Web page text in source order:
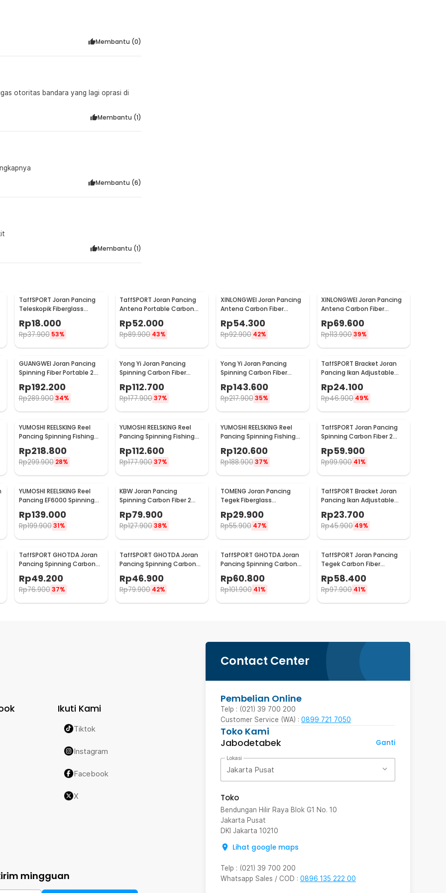
Membantu (0)
otoritas bandara yang lagi oprasi di
Membantu (1)
Membantu (6)
Membantu (1)
TaffSPORT Joran Pancing
Teleskopik Fiberglass
280cm 6 Section Portable
Rp18.000
Rp37.900 53%
TaffSPORT Joran Pancing
Antena Portable Carbon
Rp52.000
Rp89.900 43%
XINLONGWEI Joran Pancing
Antena Carbon Fiber
Telescopic Fishing Rod 5
Segments 2.4M - JD25
Rp54.300
Rp92.900 42%
XINLONGWEI Joran Pancing
Antena Carbon Fiber
Telescopic Fishing Rod 6
Segments 3.0M - JD25
Rp69.600
Rp113.90039%
GUANGWEI Joran Pancing
Spinning Fiber Portable 2
Rp192.200
Rp289.900 34%
Yong Yi Joran Pancing
Spinning Carbon Fiber
LF9-07
Rp112.700
Rp177.90037%
Yong Yi Joran Pancing
Spinning Carbon Fiber
Telescopic 7 Section 2.4M -
LF9-07
Rp143.600
Rp217.900 35%
TaffSPORT Bracket Joran
Pancing Ikan Adjustable
Rp24.100
Rp46.900 49%
YUMOSHI REELSKING Reel
Pancing Spinning Fishing
Reel 4.1:1 9000 - EF9000
Rp218.800
Rp299.900 28%
YUMOSHI REELSKING Reel
Pancing Spinning Fishing
Reel 5.5:1 3000 - EF3000
Rp112.600
Rp177.90037%
YUMOSHI REELSKING Reel
Pancing Spinning Fishing
Reel 5.2:1 5000 - EF5000
Rp120.600
Rp188.900 37%
TaffSPORT Joran Pancing
Spinning Carbon Fiber 2
Rp59.900
Rp99.900 41%
YUMOSHI REELSKING Reel
Pancing EF6000 Spinning
Fishing Reel 5.2:1 6000 -
EF6000
Rp139.000
Rp199.900 31%
KBW Joran Pancing
Spinning Carbon Fiber 2
Rp79.900
Rp127.90038%
TOMENG Joran Pancing
Tegek Fiberglass
JW380
Rp29.900
Rp55.900 47%
TaffSPORT Bracket Joran
Pancing Ikan Adjustable
Holder 1.4M - V-003
Rp23.700
Rp45.900 49%
TaffSPORT GHOTDA Joran
Pancing Spinning Carbon
CF3000
Rp49.200
Rp76.900 37%
TaffSPORT GHOTDA Joran
Pancing Spinning Carbon
Fiber 5-7 Section 2.7M -
CF3000
Rp46.900
Rp79.900 42%
TaffSPORT GHOTDA Joran
Pancing Spinning Carbon
Fiber 5-7 Section 3M -
CF3000
Rp60.800
Rp101.900 41%
TaffSPORT Joran Pancing
Tegek Carbon Fiber
Telescopic 6-10 Section
3.3M - 5841
Rp58.400
Rp97.900 41%
Contact Center
Pembelian Online
Telp : (021) 39 700 200
Customer Service (WA) : 0899 721 7050
Toko Kami
Jabodetabek
Ganti
Lokasi
Jakarta Pusat
Toko
Bendungan Hilir Raya Blok G1 No. 10
Jakarta Pusat
DKI Jakarta 10210
Lihat google maps
Telp : (021) 39 700 200
Whatsapp Sales / COD : 0896 135 222 00
Ikuti Kami
Tiktok
Instagram
Facebook
X
mingguan